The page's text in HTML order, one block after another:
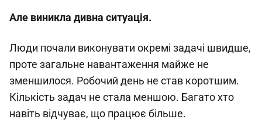
Але виникла дивна ситуація.
Люди почали виконувати окремі задачі швидше,
проте загальне навантаження майже не
зменшилося. Робочий день не став коротшим.
Кількість задач не стала меншою. Багато хто
навіть відчуває, що працює більше.